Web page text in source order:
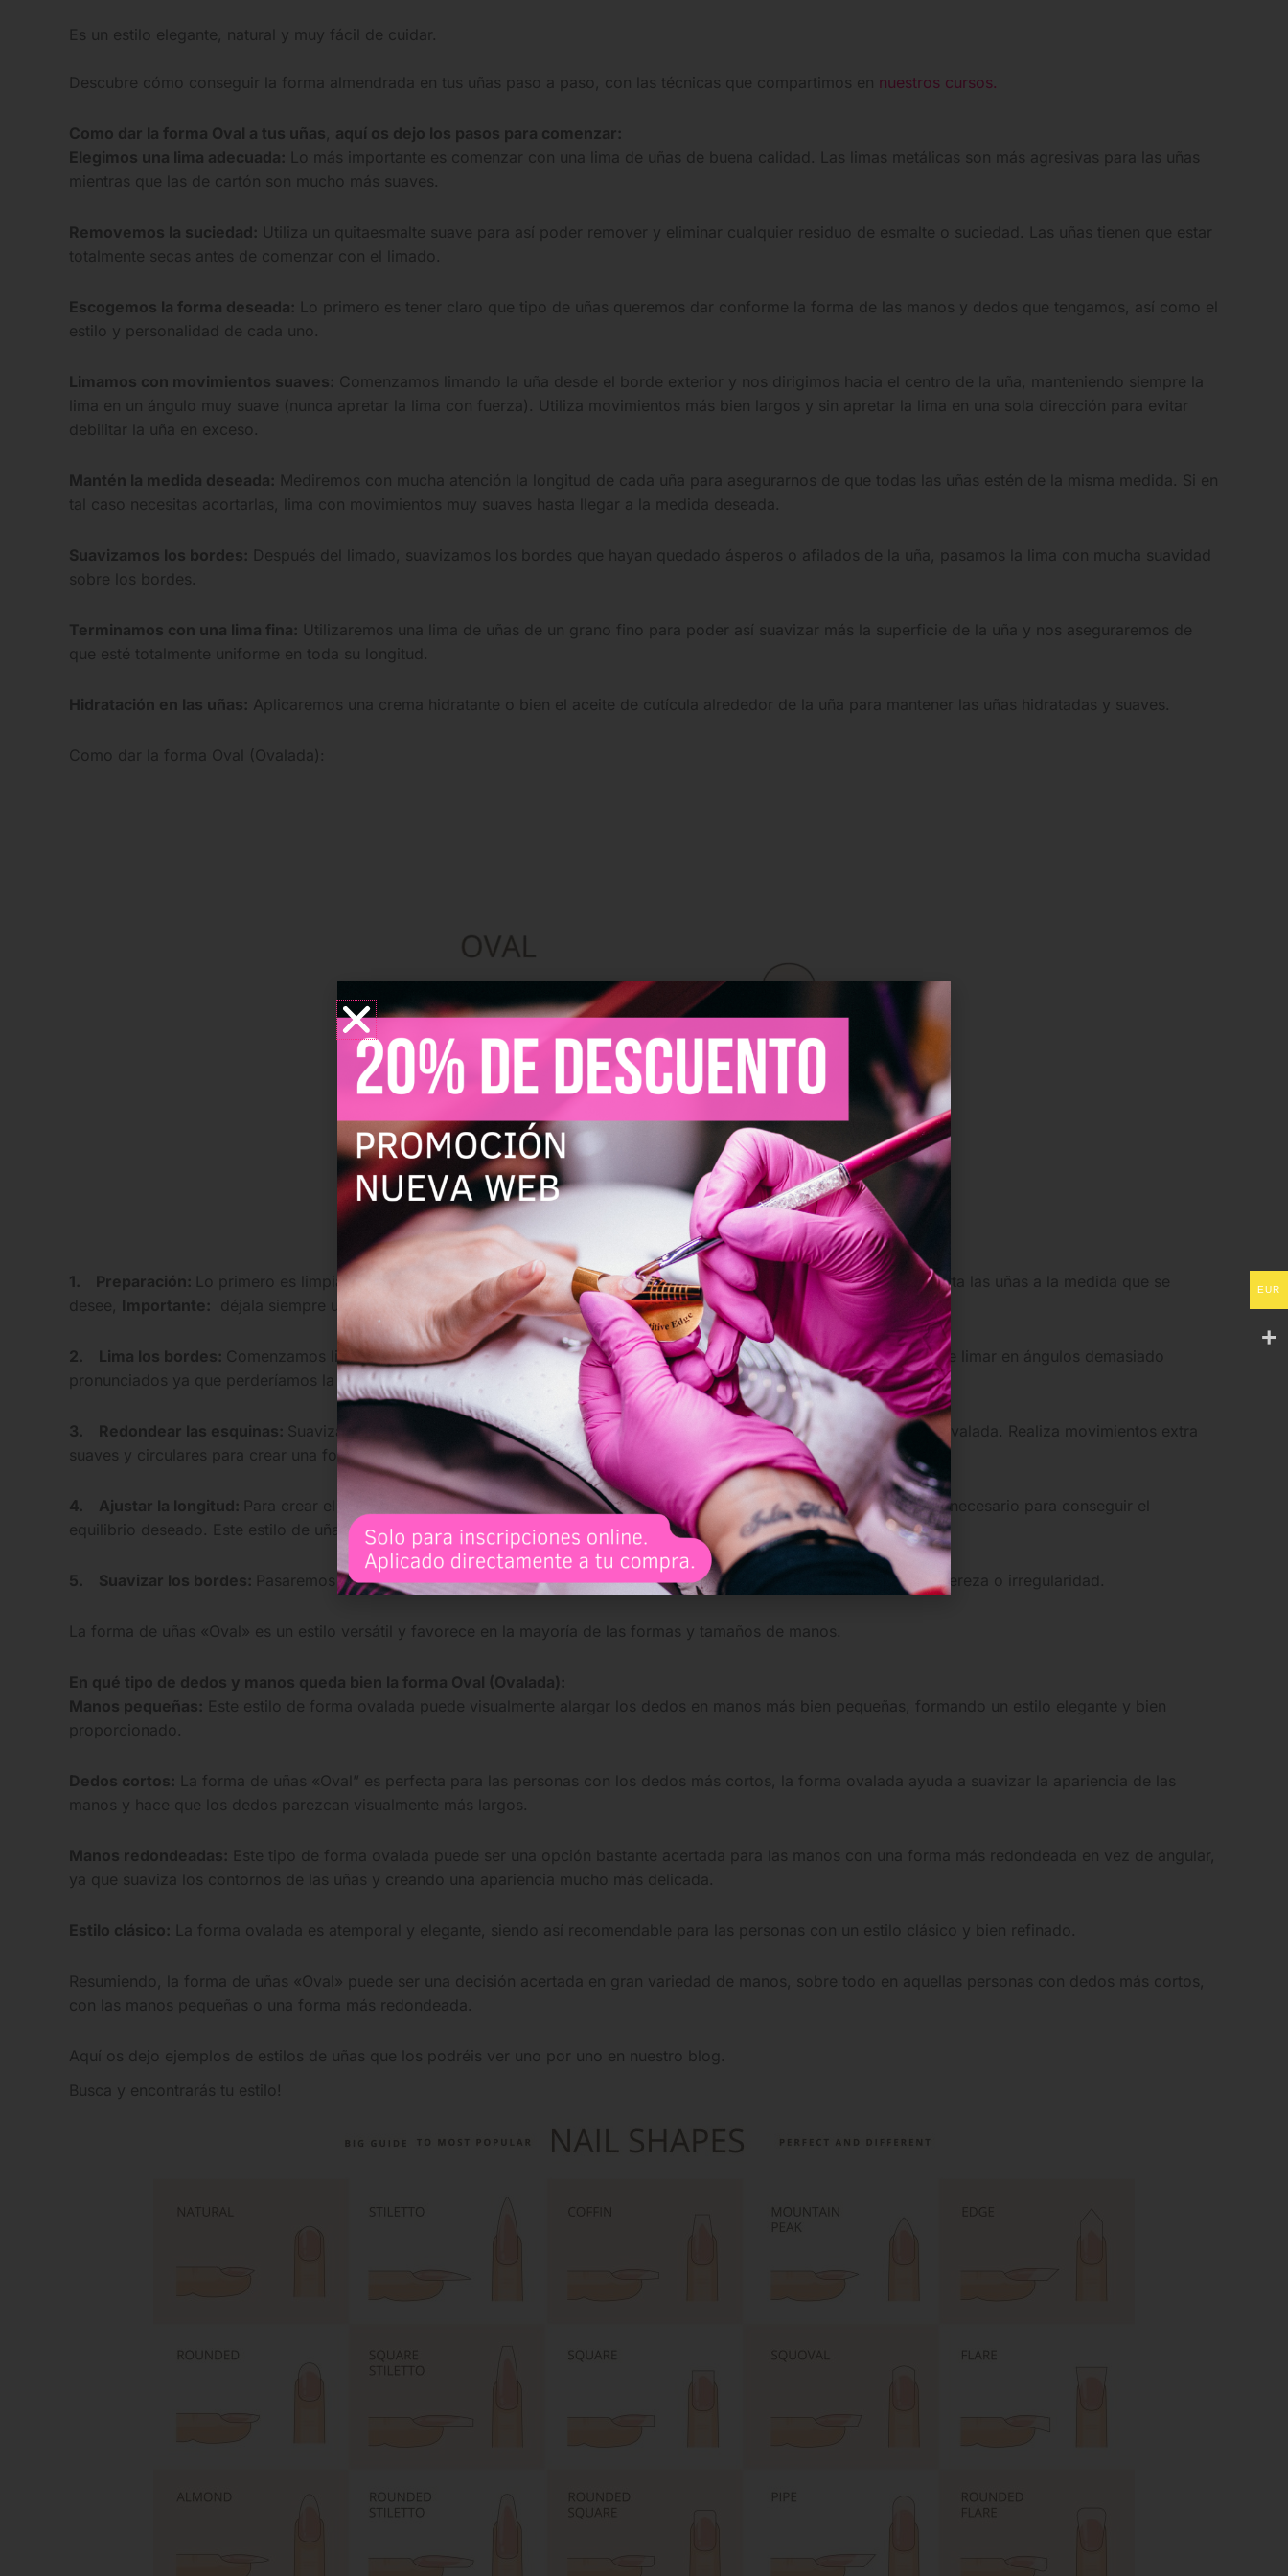
Es un estilo elegante, natural y muy fácil de cuidar.
Descubre cómo conseguir la forma almendrada en tus uñas paso a paso, con las técnicas que compartimos en nuestros cursos.
Como dar la forma Oval a tus uñas, aquí os dejo los pasos para comenzar:
Elegimos una lima adecuada: Lo más importante es comenzar con una lima de uñas de buena calidad. Las limas metálicas son más agresivas para las uñas
mientras que las de cartón son mucho más suaves.
Removemos la suciedad: Utiliza un quitaesmalte suave para así poder remover y eliminar cualquier residuo de esmalte o suciedad. Las uñas tienen que estar
totalmente secas antes de comenzar con el limado.
Escogemos la forma deseada: Lo primero es tener claro que tipo de uñas queremos dar conforme la forma de las manos y dedos que tengamos, así como el
estilo y personalidad de cada uno.
Limamos con movimientos suaves: Comenzamos limando la uña desde el borde exterior y nos dirigimos hacia el centro de la uña, manteniendo siempre la
lima en un ángulo muy suave (nunca apretar la lima con fuerza). Utiliza movimientos más bien largos y sin apretar la lima en una sola dirección para evitar
debilitar la uña en exceso.
Mantén la medida deseada: Mediremos con mucha atención la longitud de cada uña para asegurarnos de que todas las uñas estén de la misma medida. Si en
tal caso necesitas acortarlas, lima con movimientos muy suaves hasta llegar a la medida deseada.
Suavizamos los bordes: Después del limado, suavizamos los bordes que hayan quedado ásperos o afilados de la uña, pasamos la lima con mucha suavidad
sobre los bordes.
Terminamos con una lima fina: Utilizaremos una lima de uñas de un grano fino para poder así suavizar más la superficie de la uña y nos aseguraremos de
que esté totalmente uniforme en toda su longitud.
Hidratación en las uñas: Aplicaremos una crema hidratante o bien el aceite de cutícula alrededor de la uña para mantener las uñas hidratadas y suaves.
Como dar la forma Oval (Ovalada):
1. Preparación: Lo primero es limpiar las manos y retirar todo el esmalte residual que pudiese quedar en las uñas. Recorta las uñas a la medida que se
desee, Importante: déjala siempre un poco más larga para poder dar la forma final.
2. Lima los bordes: Comenzamos limando los bordes de las uñas en ángulos muy suaves y redondeados. Evitar siempre limar en ángulos demasiado
pronunciados ya que perderíamos la suavidad de la forma ovalada.
3. Redondear las esquinas: Suavizaremos las esquinas limando con mucha suavidad los bordes de las uñas en forma ovalada. Realiza movimientos extra
suaves y circulares para crear una forma ovalada bien simétrica.
4. Ajustar la longitud: Para crear el equilibrio deseado tendremos que ver la longitud de las uñas y ajustarlas según sea necesario para conseguir el
equilibrio deseado. Este estilo de uñas ovaladas luce mejor con una medida moderada, ni muy cortas ni muy largas.
5. Suavizar los bordes: Pasaremos la lima de uñas de grano extrafino sobre las uñas para poder suavizar cualquier aspereza o irregularidad.
La forma de uñas «Oval» es un estilo versátil y favorece en la mayoría de las formas y tamaños de manos.
En qué tipo de dedos y manos queda bien la forma Oval (Ovalada):
Manos pequeñas: Este estilo de forma ovalada puede visualmente alargar los dedos en manos más bien pequeñas, formando un estilo elegante y bien
proporcionado.
Dedos cortos: La forma de uñas «Oval” es perfecta para las personas con los dedos más cortos, la forma ovalada ayuda a suavizar la apariencia de las
manos y hace que los dedos parezcan visualmente más largos.
Manos redondeadas: Este tipo de forma ovalada puede ser una opción bastante acertada para las manos con una forma más redondeada en vez de angular,
ya que suaviza los contornos de las uñas y creando una apariencia mucho más delicada.
Estilo clásico: La forma ovalada es atemporal y elegante, siendo así recomendable para las personas con un estilo clásico y bien refinado.
Resumiendo, la forma de uñas «Oval» puede ser una decisión acertada en gran variedad de manos, sobre todo en aquellas personas con dedos más cortos,
con las manos pequeñas o una forma más redondeada.
Aquí os dejo ejemplos de estilos de uñas que los podréis ver uno por uno en nuestro blog.
Busca y encontrarás tu estilo!
EUR